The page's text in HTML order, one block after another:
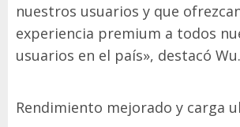
nuestros usuarios y que
experiencia premium a todos
usuarios en el país», destacó Wu.
Rendimiento mejorado y carga